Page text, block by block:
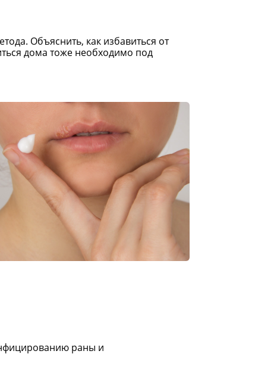
Объяснить, как избавиться от
дома тоже необходимо под
раны и